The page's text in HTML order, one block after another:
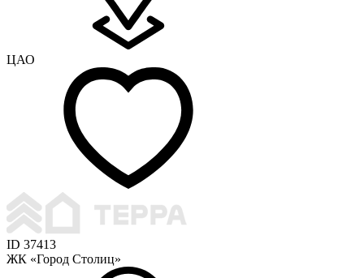
ЦАО
ID 37413
ЖК «Город Столиц»